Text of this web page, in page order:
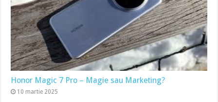
Honor Magic 7 Pro – Magie sau Marketing?
10 martie 2025